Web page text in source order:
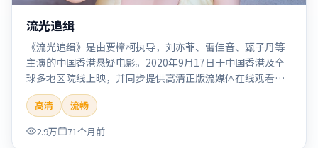
流光追缉
《流光追缉》是由贾樟柯执导，刘亦菲、雷佳音、甄子丹等
主演的中国香港悬疑电影。2020年9月17日于中国香港及全
球多地区院线上映，并同步提供高清正版流媒体在线观看。
剧情与看点：悬念层层推进，线索相互勾连，结局出人意
料，适合推理爱好者。本片适合检索「流光追缉」「贾樟
柯」「悬疑」「中国香港」「2020」「2020-09-17上映」等
关键词的影迷阅读简介与主创信息。
高清
流畅
2.9万
71个月前